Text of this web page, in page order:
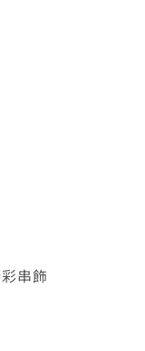
串飾